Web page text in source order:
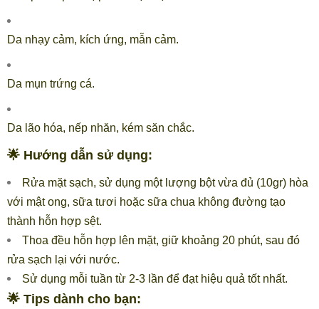
Da nhạy cảm, kích ứng, mẫn cảm.
Da mụn trứng cá.
Da lão hóa, nếp nhăn, kém săn chắc.
🌟 Hướng dẫn sử dụng:
Rửa mặt sạch, sử dụng một lượng bột vừa đủ (10gr) hòa
với mật ong, sữa tươi hoặc sữa chua không đường tạo
thành hỗn hợp sệt.
Thoa đều hỗn hợp lên mặt, giữ khoảng 20 phút, sau đó
rửa sạch lại với nước.
Sử dụng mỗi tuần từ 2-3 lần để đạt hiệu quả tốt nhất.
🌟 Tips dành cho bạn: